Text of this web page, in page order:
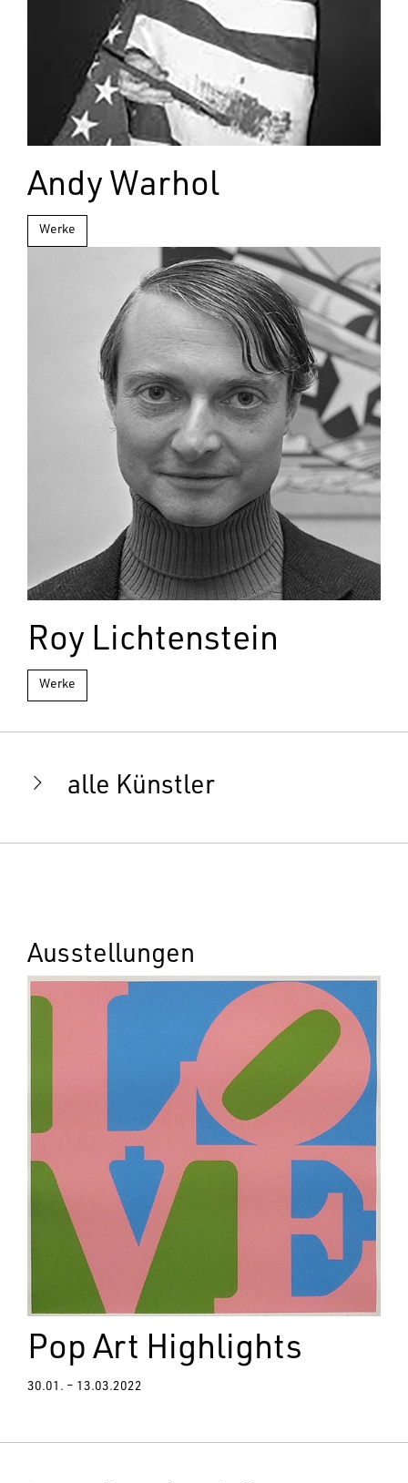
Andy Warhol
Werke
Roy Lichtenstein
Werke
alle Künstler
Ausstellungen
Pop Art Highlights
30.01. – 13.03.2022